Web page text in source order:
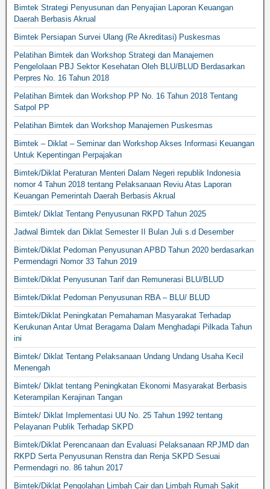
Bimtek Strategi Penyusunan dan Penyajian Laporan Keuangan
Daerah Berbasis Akrual
Bimtek Persiapan Survei Ulang (Re Akreditasi) Puskesmas
Pelatihan Bimtek dan Workshop Strategi dan Manajemen
Pengelolaan PBJ Sektor Kesehatan Oleh BLU/BLUD Berdasarkan
Perpres No. 16 Tahun 2018
Pelatihan Bimtek dan Workshop PP No. 16 Tahun 2018 Tentang
Satpol PP
Pelatihan Bimtek dan Workshop Manajemen Puskesmas
Bimtek – Diklat – Seminar dan Workshop Akses Informasi Keuangan
Untuk Kepentingan Perpajakan
Bimtek/Diklat Peraturan Menteri Dalam Negeri republik Indonesia
nomor 4 Tahun 2018 tentang Pelaksanaan Reviu Atas Laporan
Keuangan Pemerintah Daerah Berbasis Akrual
Bimtek/ Diklat Tentang Penyusunan RKPD Tahun 2025
Jadwal Bimtek dan Diklat Semester II Bulan Juli s.d Desember
Bimtek/Diklat Pedoman Penyusunan APBD Tahun 2020 berdasarkan
Permendagri Nomor 33 Tahun 2019
Bimtek/Diklat Penyusunan Tarif dan Remunerasi BLU/BLUD
Bimtek/Diklat Pedoman Penyusunan RBA – BLU/ BLUD
Bimtek/Diklat Peningkatan Pemahaman Masyarakat Terhadap
Kerukunan Antar Umat Beragama Dalam Menghadapi Pilkada Tahun
ini
Bimtek/ Diklat Tentang Pelaksanaan Undang Undang Usaha Kecil
Menengah
Bimtek/ Diklat tentang Peningkatan Ekonomi Masyarakat Berbasis
Keterampilan Kerajinan Tangan
Bimtek/ Diklat Implementasi UU No. 25 Tahun 1992 tentang
Pelayanan Publik Terhadap SKPD
Bimtek/Diklat Perencanaan dan Evaluasi Pelaksanaan RPJMD dan
RKPD Serta Penyusunan Renstra dan Renja SKPD Sesuai
Permendagri no. 86 tahun 2017
Bimtek/Diklat Pengolahan Limbah Cair dan Limbah Rumah Sakit